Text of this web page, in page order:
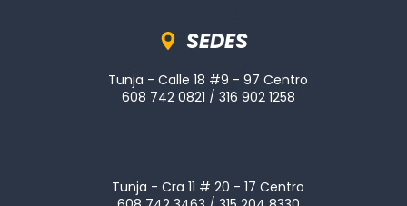
SEDES
Tunja - Calle 18 #9 - 97 Centro
608 742 0821 / 316 902 1258
Tunja - Cra 11 # 20 - 17 Centro